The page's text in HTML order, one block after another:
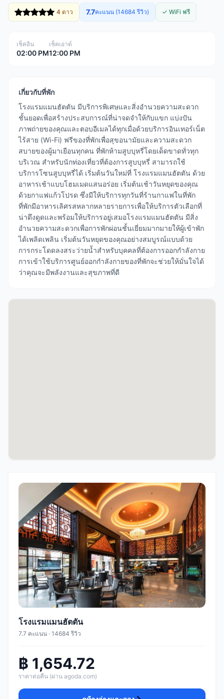
4 ดาว 7.7คะแนน (14684 รีวิว) ✓ WiFi ฟรี
เช็คอิน
02:00 PM
เช็คเอาต์
12:00 PM
เกี่ยวกับที่พัก
โรงแรมแมนฮัตตัน มีบริการพิเศษและสิ่งอำนวยความสะดวก
ชั้นยอดเพื่อสร้างประสบการณ์ที่น่าจดจำให้กับแขก แบ่งปัน
ภาพถ่ายของคุณและตอบอีเมลได้ทุกเมื่อด้วยบริการอินเทอร์เน็ต
ไร้สาย (Wi-Fi) ฟรีของที่พักเพื่อสุขอนามัยและความสะดวก
สบายของผู้มาเยือนทุกคน ที่พักห้ามสูบบุหรี่โดยเด็ดขาดทั่วทุก
บริเวณ สำหรับนักท่องเที่ยวที่ต้องการสูบบุหรี่ สามารถใช้
บริการโซนสูบบุหรี่ได้ เริ่มต้นวันใหม่ที่ โรงแรมแมนฮัตตัน ด้วย
อาหารเช้าแบบโฮมเมดแสนอร่อย เริ่มต้นเช้าวันหยุดของคุณ
ด้วยกาแฟแก้วโปรด ซึ่งมีให้บริการทุกวันที่ร้านกาแฟในที่พัก
ที่พักมีอาหารเลิศรสหลากหลายรายการเพื่อให้บริการตัวเลือกที่
น่าดึงดูดและพร้อมให้บริการอยู่เสมอโรงแรมแมนฮัตตัน มีสิ่ง
อำนวยความสะดวกเพื่อการพักผ่อนชั้นเยี่ยมมากมายให้ผู้เข้าพัก
ได้เพลิดเพลิน เริ่มต้นวันหยุดของคุณอย่างสมบูรณ์แบบด้วย
การกระโดดลงสระว่ายน้ำสำหรับบุคคลที่ต้องการออกกำลังกาย
การเข้าใช้บริการศูนย์ออกกำลังกายของที่พักจะช่วยให้มั่นใจได้
ว่าคุณจะมีพลังงานและสุขภาพที่ดี
โรงแรมแมนฮัตตัน
7.7 คะแนน · 14684 รีวิว
฿ 1,654.72
ราคาต่อคืน (ผ่าน agoda.com)